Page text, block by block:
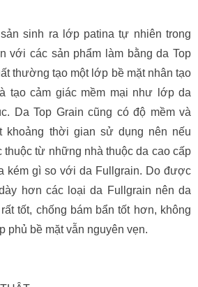
sinh ra lớp patina tự nhiên trong
với các sản phẩm làm bằng da Top
thường tạo một lớp bề mặt nhân tạo
tạo cảm giác mềm mại như lớp da
Da Top Grain cũng có độ mềm và
khoảng thời gian sử dụng nên nếu
từ những nhà thuộc da cao cấp
kém gì so với da Fullgrain. Do được
hơn các loại da Fullgrain nên da
tốt, chống bám bẩn tốt hơn, không
phủ bề mặt vẫn nguyên vẹn.